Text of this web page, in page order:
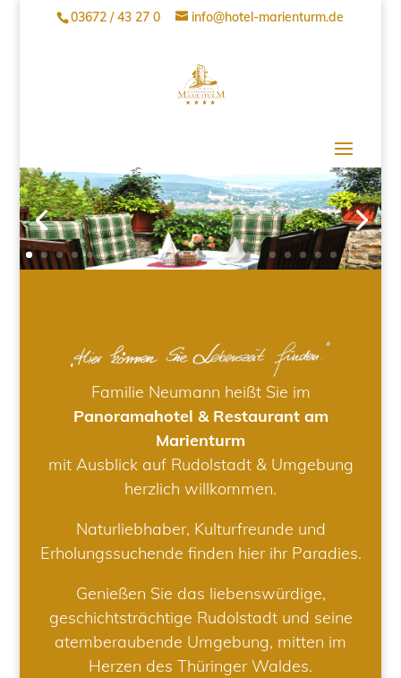
03672 / 43 27 0 info@hotel-marienturm.de
Familie Neumann heißt Sie im
Panoramahotel & Restaurant am
Marienturm
mit Ausblick auf Rudolstadt & Umgebung
herzlich willkommen.
Naturliebhaber, Kulturfreunde und
Erholungssuchende finden hier ihr Paradies.
Genießen Sie das liebenswürdige,
geschichtsträchtige Rudolstadt und seine
atemberaubende Umgebung, mitten im
Herzen des Thüringer Waldes.